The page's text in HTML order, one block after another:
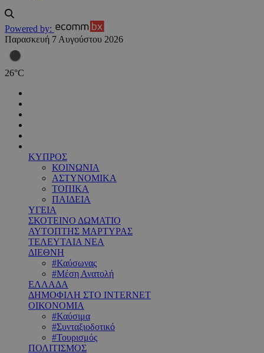
Powered by:
Παρασκευή 7 Αυγούστου 2026
26°C
ΚΥΠΡΟΣ
ΚΟΙΝΩΝΙΑ
ΑΣΤΥΝΟΜΙΚΑ
ΤΟΠΙΚΑ
ΠΑΙΔΕΙΑ
ΥΓΕΙΑ
ΣΚΟΤΕΙΝΟ ΔΩΜΑΤΙΟ
ΑΥΤΟΠΤΗΣ ΜΑΡΤΥΡΑΣ
ΤΕΛΕΥΤΑΙΑ ΝΕΑ
ΔΙΕΘΝΗ
#Καύσωνας
#Μέση Ανατολή
ΕΛΛΑΔΑ
ΔΗΜΟΦΙΛΗ ΣΤΟ INTERNET
ΟΙΚΟΝΟΜΙΑ
#Καύσιμα
#Συνταξιοδοτικό
#Τουρισμός
ΠΟΛΙΤΙΣΜΟΣ